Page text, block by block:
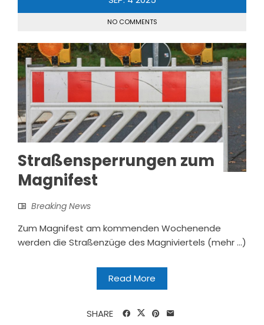
NO COMMENTS
Straßensperrungen zum
Magnifest
Breaking News
Zum Magnifest am kommenden Wochenende
werden die Straßenzüge des Magniviertels (mehr …)
Read More
SHARE